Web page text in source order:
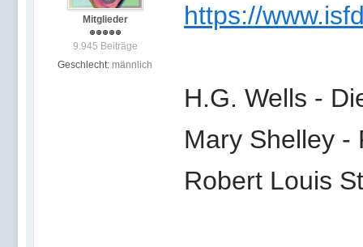
Mitglieder
9.945 Beiträge
Geschlecht: männlich
https://
H.G. Wells -
Mary Shelley -
Robert Louis